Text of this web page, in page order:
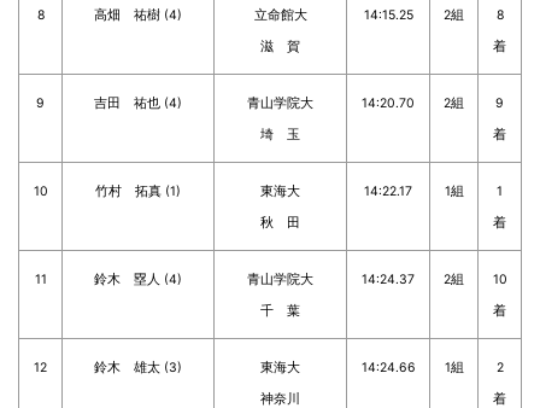
8 高畑 祐樹 (4)
立命館大
滋 賀
14:15.25 2組
8
着
9 吉田 祐也 (4)
青山学院大
埼 玉
14:20.70 2組
9
着
10 竹村 拓真 (1)
東海大
秋 田
14:22.17 1組
1
着
11 鈴木 塁人 (4)
青山学院大
千 葉
14:24.37 2組
10
着
12 鈴木 雄太 (3)
東海大
神奈川
14:24.66 1組
2
着